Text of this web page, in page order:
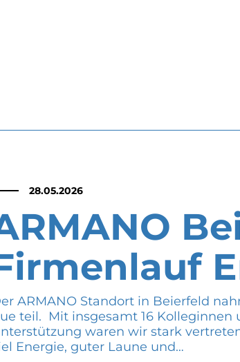
28.05.2026
ARMANO Standort in Beierfeld
teil. Mit insgesamt 16
waren wir stark
Energie, guter Laune und…